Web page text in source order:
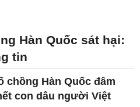
Hàn Quốc sát hại:
tin
chồng Hàn Quốc đâm
con dâu người Việt